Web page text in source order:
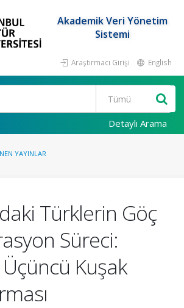
Akademik Veri Yönetim
Sistemi
Araştırmacı Girişi English
Detaylı Arama
YAYINLAR
Türklerin Göç
Süreci:
Kuşak